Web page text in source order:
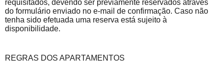
requisitados, devendo ser previamente reservados através
do formulário enviado no e-mail de confirmação. Caso não
tenha sido efetuada uma reserva está sujeito à
disponibilidade.
REGRAS DOS APARTAMENTOS